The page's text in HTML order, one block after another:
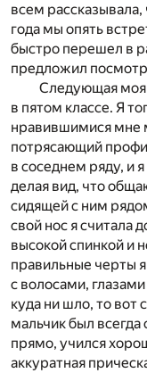
всем
года мы опять
быстро перешел в
предложил
Следующая моя
в пятом классе. Я
нравившимися мне
потрясающий
в соседнем ряду, и
делая вид, что
сидящей с ним
свой нос я считала
высокой спинкой и
правильные черты
с волосами,
куда ни шло, то вот
мальчик был
прямо, учился
аккуратная